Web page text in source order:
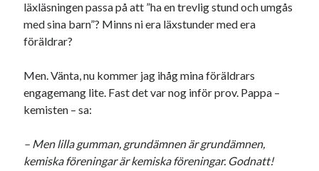
läxläsningen passa på att ”ha en trevlig stund och umgås
med sina barn”? Minns ni era läxstunder med era
föräldrar?
Men. Vänta, nu kommer jag ihåg mina föräldrars
engagemang lite. Fast det var nog inför prov. Pappa –
kemisten – sa:
– Men lilla gumman, grundämnen är grundämnen,
kemiska föreningar är kemiska föreningar. Godnatt!